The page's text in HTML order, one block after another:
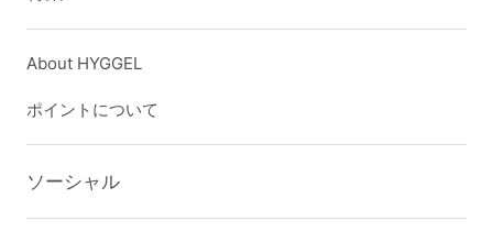
About HYGGEL
ポイントについて
ソーシャル